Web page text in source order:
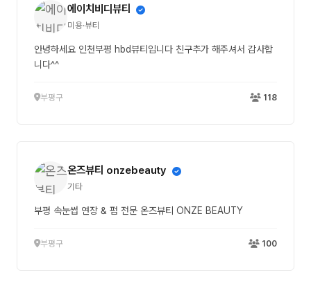
에이치비디뷰티
미용·뷰티
안녕하세요 인천부평 hbd뷰티입니다 친구추가 해주셔서 감사합
니다^^
부평구 118
온즈뷰티 onzebeauty
기타
부평 속눈썹 연장 & 펌 전문 온즈뷰티 ONZE BEAUTY
부평구 100